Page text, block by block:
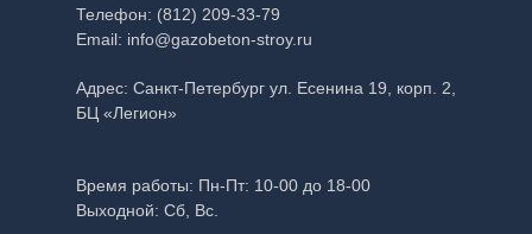
Телефон: (812) 209-33-79
Email: info@gazobeton-stroy.ru
Адрес: Санкт-Петербург ул. Есенина 19, корп. 2,
БЦ «Легион»
Время работы: Пн-Пт: 10-00 до 18-00
Выходной: Сб, Вс.